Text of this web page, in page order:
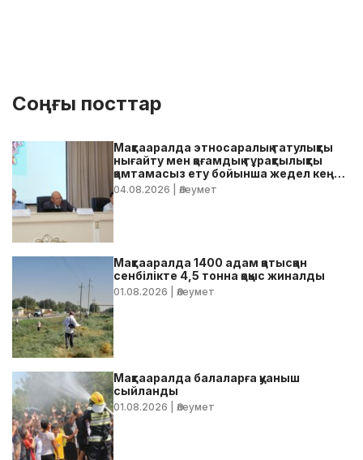
Соңғы посттар
Мақтааралда этносаралық татулықты
нығайту мен қоғамдық тұрақтылықты
қамтамасыз ету бойынша жедел кеңес
өтті
04.08.2026 | Әлеумет
Мақтааралда 1400 адам қатысқан
сенбілікте 4,5 тонна қоқыс жиналды
01.08.2026 | Әлеумет
Мақтааралда балаларға қуаныш
сыйланды
01.08.2026 | Әлеумет